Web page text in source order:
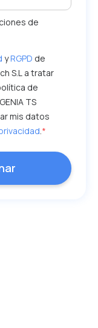
de
yRGPD de
S.L a tratar
de
TS
mis datos
.*